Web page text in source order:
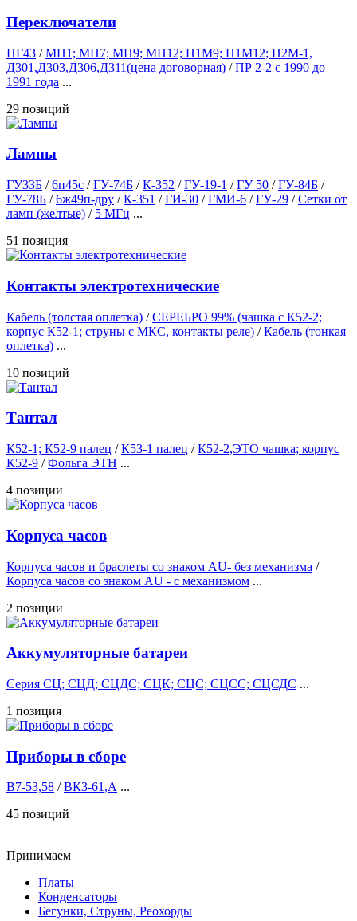
Переключатели
ПГ43 /МП1; МП7; МП9; МП12; П1М9; П1М12; П2М-1,
Д301,Д303,Д306,Д311(цена договорная) /ПР 2-2 с 1990 до
1991 года ...
29 позиций
Лампы
ГУ33Б /6п45с /ГУ-74Б /К-352 /ГУ-19-1 /ГУ 50 /ГУ-84Б /
ГУ-78Б /6ж49п-дру /К-351 /ГИ-30 /ГМИ-6 /ГУ-29 /Сетки от
ламп (желтые) / 5 МГц ...
51 позиция
Контакты электротехнические
Кабель (толстая оплетка) /СЕРЕБРО 99% (чашка с К52-2;
корпус К52-1; струны с МКС, контакты реле) /Кабель (тонкая
оплетка) ...
10 позиций
Тантал
К52-1; К52-9 палец /К53-1 палец /К52-2,ЭТО чашка; корпус
К52-9 /Фольга ЭТН ...
4 позиции
Корпуса часов
Корпуса часов и браслеты со знаком AU- без механизма /
Корпуса часов cо знаком AU - с механизмом ...
2 позиции
Аккумуляторные батареи
Серия СЦ; СЦД; СЦДС; СЦК; СЦС; СЦСС; СЦСДС ...
1 позиция
Приборы в сборе
В7-53,58 /ВК3-61,А ...
45 позиций
Принимаем
Платы
Конденсаторы
Бегунки, Струны, Реохорды